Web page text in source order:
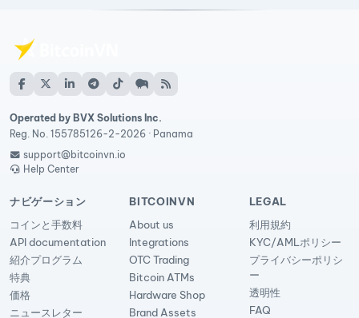
Operated by BVX Solutions Inc.
Reg. No. 155785126-2-2026 · Panama
support@bitcoinvn.io
Help Center
ナビゲーション
コインと手数料
API documentation
紹介プログラム
特典
価格
ニュースレター
BITCOINVN
About us
Integrations
OTC Trading
Bitcoin ATMs
Hardware Shop
Brand Assets
LEGAL
利用規約
KYC/AMLポリシー
プライバシーポリシ
ー
透明性
FAQ